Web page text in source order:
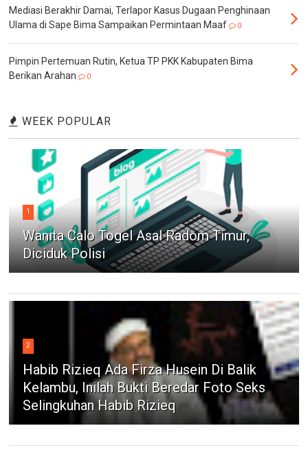
Mediasi Berakhir Damai, Terlapor Kasus Dugaan Penghinaan
Ulama di Sape Bima Sampaikan Permintaan Maaf
0
Pimpin Pertemuan Rutin, Ketua TP PKK Kabupaten Bima
Berikan Arahan
0
WEEK POPULAR
1
Wanita Calo Togel Asal Radom Timur,
Diciduk Polisi
2
Habib Rizieq Ada Firza Husein Di Balik
Kelambu, Inilah Bukti Beredar Foto Seks
Selingkuhan Habib Rizieq